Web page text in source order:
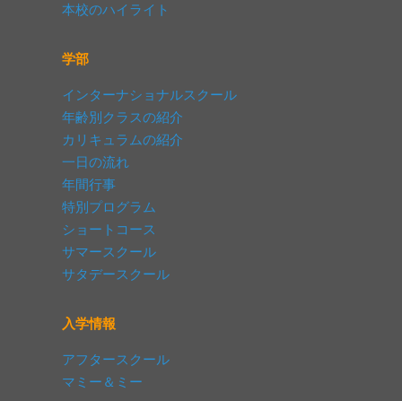
本校のハイライト
学部
インターナショナルスクール
年齢別クラスの紹介
カリキュラムの紹介
一日の流れ
年間行事
特別プログラム
ショートコース
サマースクール
サタデースクール
入学情報
アフタースクール
マミー＆ミー